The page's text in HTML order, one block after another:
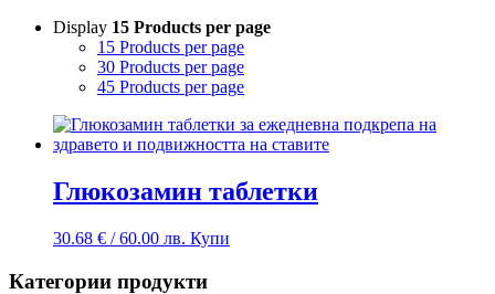
Display 15 Products per page
15 Products per page
30 Products per page
45 Products per page
Глюкозамин таблетки
30.68 € / 60.00 лв. Купи
Категории продукти